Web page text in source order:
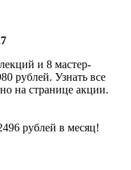
и 8 мастер-
рублей. Узнать все
на странице акции.
рублей в месяц!